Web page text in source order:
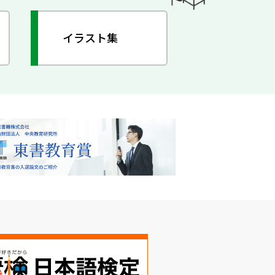
イラスト集